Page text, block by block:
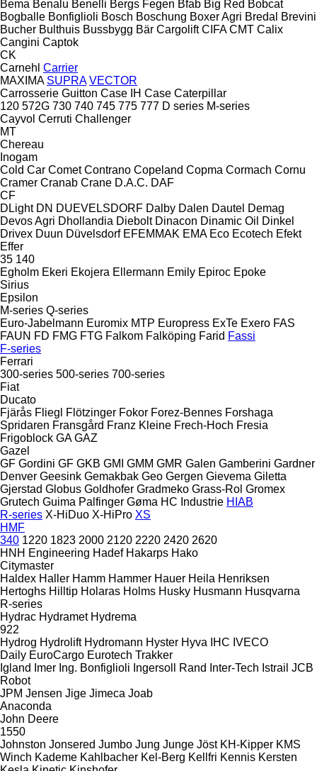
Bema Benalu Benelli Bergs Fegen Bfab Big Red Bobcat
Bogballe Bonfiglioli Bosch Boschung Boxer Agri Bredal
Brevini
Bucher Bulthuis Bussbygg Bär Cargolift CIFA CMT Calix
Cangini Captok
CK
Carnehl Carrier
MAXIMA SUPRA VECTOR
Carrosserie Guitton Case IH Case Caterpillar
120 572G 730 740 745 775 777 D series M-series
Cayvol Cerruti Challenger
MT
Chereau
Inogam
Cold Car Comet Contrano Copeland Copma Cormach Cornu
Cramer Cranab Crane D.A.C. DAF
CF
DLight DN DUEVELSDORF Dalby Dalen Dautel Demag
Devos Agri Dhollandia Diebolt Dinacon Dinamic Oil
Dinkel
Drivex Duun Düvelsdorf EFEMMAK EMA Eco Ecotech Efekt
Effer
35 140
Egholm Ekeri Ekojera Ellermann Emily Epiroc Epoke
Sirius
Epsilon
M-series Q-series
Euro-Jabelmann Euromix MTP Europress ExTe Exero FAS
FAUN FD FMG FTG Falkom Falköping Farid Fassi
F-series
Ferrari
300-series 500-series 700-series
Fiat
Ducato
Fjärås Fliegl Flötzinger Fokor Forez-Bennes Forshaga
Spridaren Fransgård Franz Kleine Frech-Hoch Fresia
Frigoblock GA GAZ
Gazel
GF Gordini GF GKB GMI GMM GMR Galen Gamberini Gardner
Denver Geesink Gemakbak Geo Gergen Gievema Giletta
Gjerstad Globus Goldhofer Gradmeko Grass-Rol Gromex
Grutech Guima Palfinger Gøma HC Industrie HIAB
R-series X-HiDuo X-HiPro XS
HMF
340 1220 1823 2000 2120 2220 2420 2620
HNH Engineering Hadef Hakarps Hako
Citymaster
Haldex Haller Hamm Hammer Hauer Heila Henriksen
Hertoghs Hilltip Holaras Holms Husky Husmann Husqvarna
R-series
Hydrac Hydramet Hydrema
922
Hydrog Hydrolift Hydromann Hyster Hyva IHC IVECO
Daily EuroCargo Eurotech Trakker
Igland
Imer Ing. Bonfiglioli Ingersoll Rand Inter-Tech Istrail JCB
Robot
JPM Jensen Jige Jimeca Joab
Anaconda
John Deere
1550
Johnston Jonsered Jumbo Jung Junge Jöst KH-Kipper KMS
Winch Kademe Kahlbacher Kel-Berg Kellfri Kennis Kersten